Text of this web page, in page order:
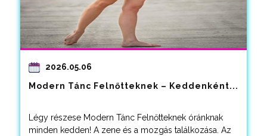
2026.05.06
Modern Tánc Felnőtteknek – Keddenként...
Légy részese Modern Tánc Felnőtteknek óránknak
minden kedden! A zene és a mozgás találkozása. Az